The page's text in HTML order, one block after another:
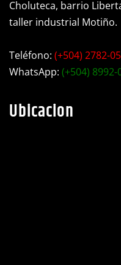
Choluteca, barrio
taller industrial Motiño.
Teléfono: (+504) 2782-
WhatsApp: (+504) 8992-
Ubicacion